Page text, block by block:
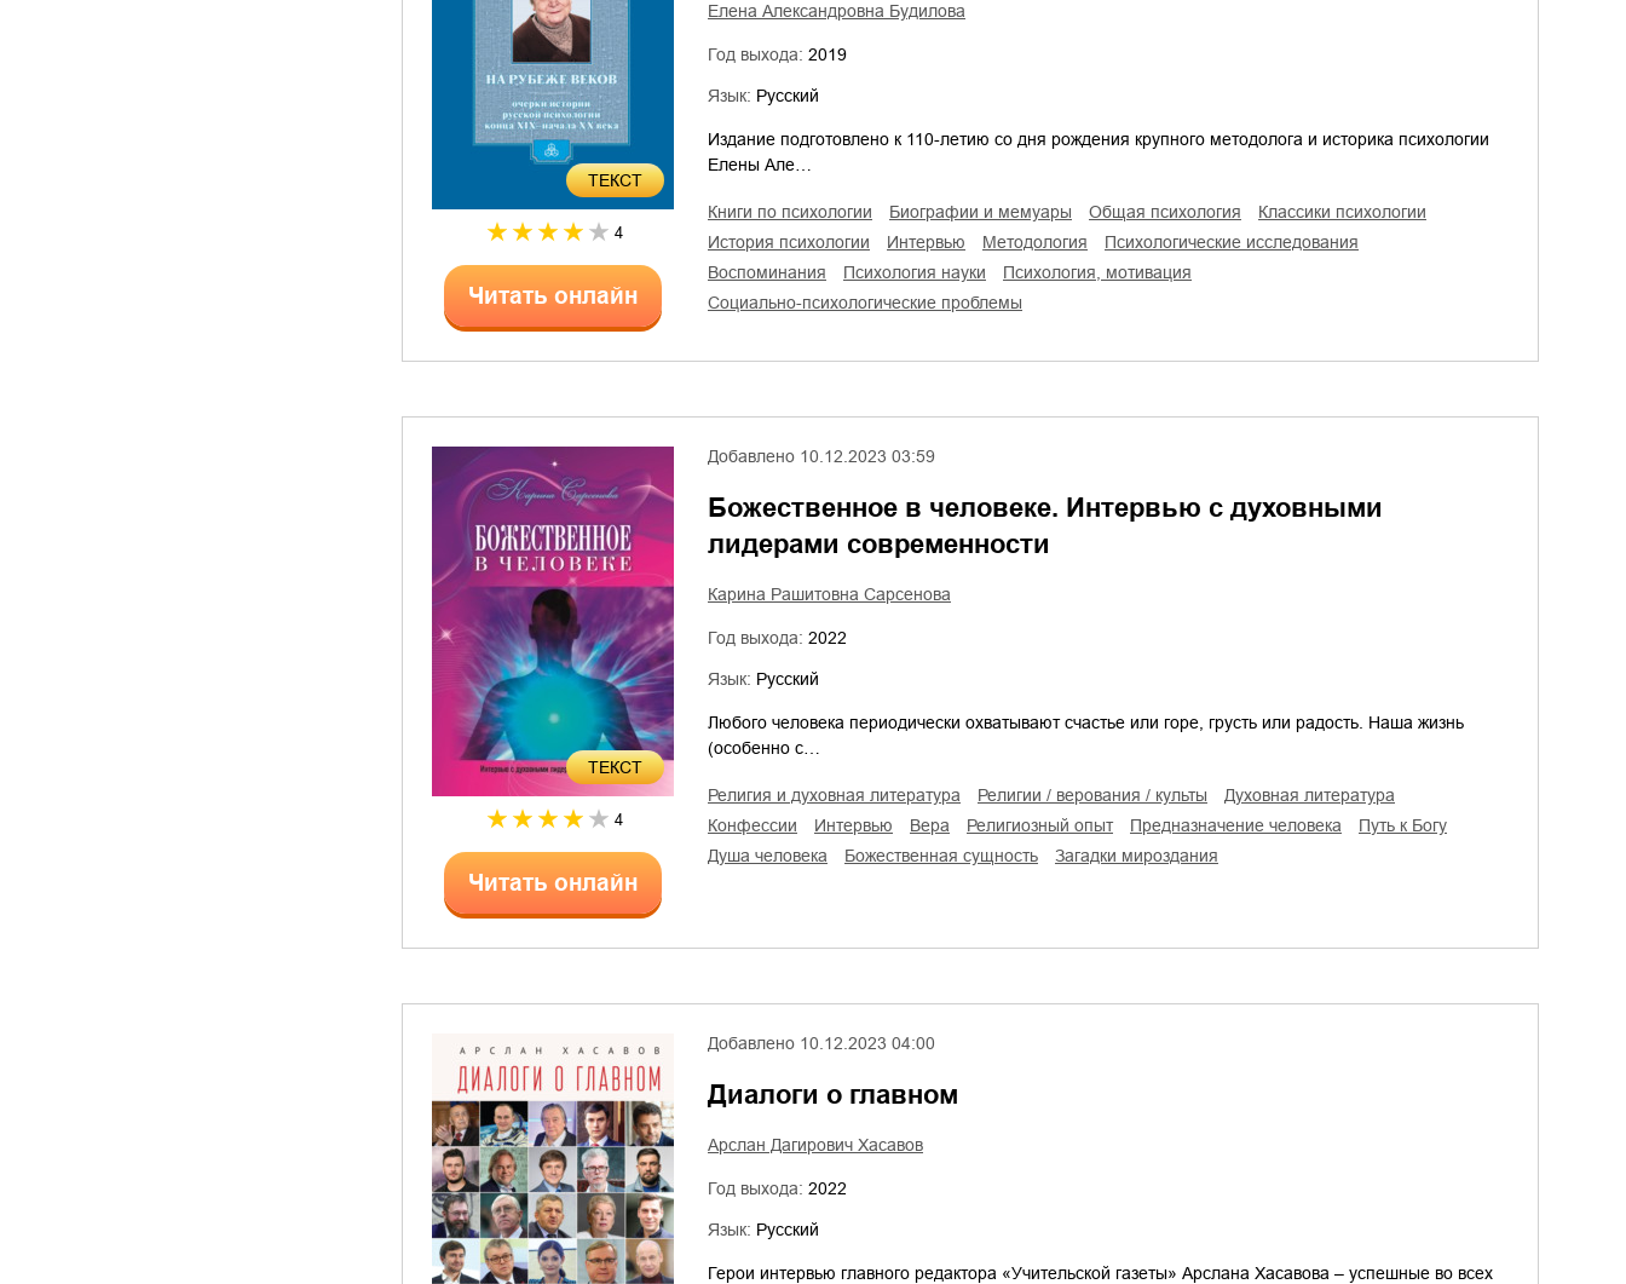
ТЕКСТ
4
Читать онлайн
Елена Александровна Будилова
Год выхода: 2019
Язык: Русский
Издание подготовлено к 110-летию со дня рождения крупного методолога и историка психологии
Елены Але…
книги по психологии биографии и мемуары общая психология
классики психологии
история психологии
интервью методология
психологические исследования
воспоминания
психология науки
психология, мотивация
социально-психологические проблемы
ТЕКСТ
4
Читать онлайн
Добавлено 10.12.2023 03:59
Божественное в человеке. Интервью с духовными
лидерами современности
Карина Рашитовна Сарсенова
Год выхода: 2022
Язык: Русский
Любого человека периодически охватывают счастье или горе, грусть или радость. Наша жизнь
(особенно с…
религия и духовная литература религии / верования / культы
духовная литература
конфессии
интервью вера религиозный опыт предназначение человека
путь к Богу
душа человека
божественная сущность загадки мироздания
Добавлено 10.12.2023 04:00
Диалоги о главном
Арслан Дагирович Хасавов
Год выхода: 2022
Язык: Русский
Герои интервью главного редактора «Учительской газеты» Арслана Хасавова – успешные во всех